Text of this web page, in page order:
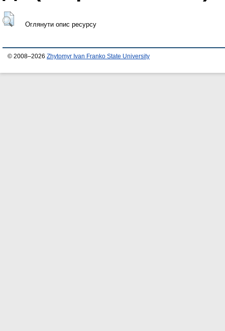
Оглянути опис ресурсу
© 2008–2026 Zhytomyr Ivan Franko State University